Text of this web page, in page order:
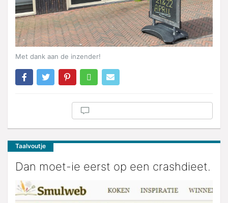
Met dank aan de inzender!
Taalvoutje
Dan moet-ie eerst op een crashdieet.